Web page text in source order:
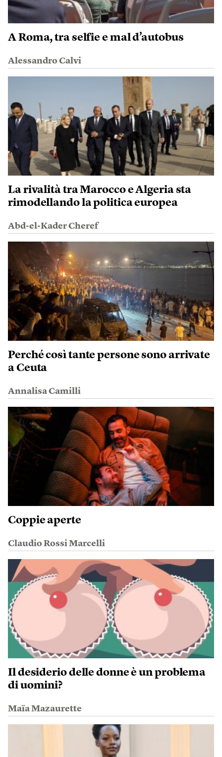
A Roma, tra selfie e mal d’autobus
Alessandro Calvi
La rivalità tra Marocco e Algeria sta
rimodellando la politica europea
Abd-el-Kader Cheref
Perché così tante persone sono arrivate
a Ceuta
Annalisa Camilli
Coppie aperte
Claudio Rossi Marcelli
Il desiderio delle donne è un problema
di uomini?
Maïa Mazaurette